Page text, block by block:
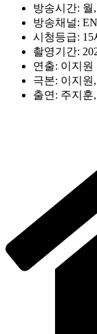
방송시간: 월
방송채널:
시청등급:
촬영기간:
연출: 이지원
극본: 이지원
출연: 주지훈